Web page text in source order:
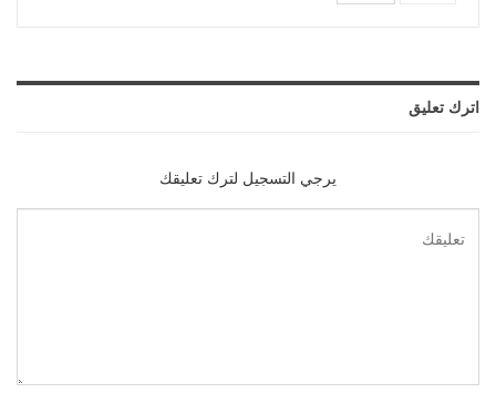
اترك تعليق
يرجي التسجيل لترك تعليقك